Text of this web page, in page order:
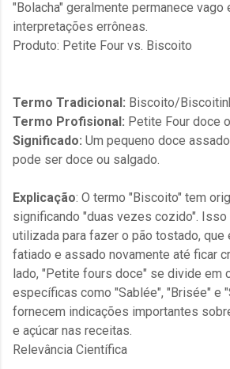
"Bolacha" geralmente permanece
interpretações errôneas.
Produto: Petite Four vs. Biscoito
Termo Tradicional: Biscoito/
Termo Profisional: Petite Four doce
Significado: Um pequeno doce
pode ser doce ou salgado.
Explicação: O termo "Biscoito" tem
significando "duas vezes cozido".
utilizada para fazer o pão tostado, que
fatiado e assado novamente até ficar
lado, "Petite fours doce" se divide em
específicas como "Sablée", "Brisée" e
fornecem indicações importantes
e açúcar nas receitas.
Relevância Científica